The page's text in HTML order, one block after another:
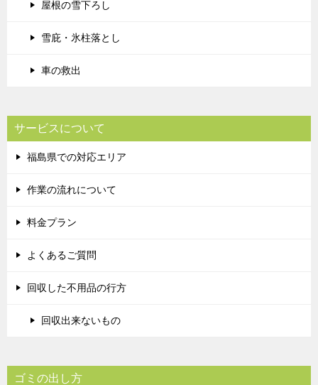
屋根の雪下ろし
雪庇・氷柱落とし
車の救出
サービスについて
福島県での対応エリア
作業の流れについて
料金プラン
よくあるご質問
回収した不用品の行方
回収出来ないもの
ゴミの出し方